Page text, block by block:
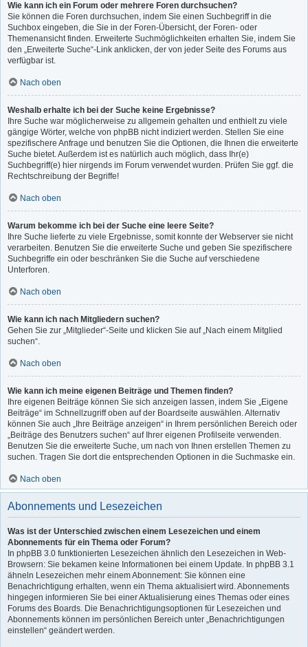
Wie kann ich ein Forum oder mehrere Foren durchsuchen?
Sie können die Foren durchsuchen, indem Sie einen Suchbegriff in die
Suchbox eingeben, die Sie in der Foren-Übersicht, der Foren- oder
Themenansicht finden. Erweiterte Suchmöglichkeiten erhalten Sie, indem Sie
den „Erweiterte Suche“-Link anklicken, der von jeder Seite des Forums aus
verfügbar ist.
Nach oben
Weshalb erhalte ich bei der Suche keine Ergebnisse?
Ihre Suche war möglicherweise zu allgemein gehalten und enthielt zu viele
gängige Wörter, welche von phpBB nicht indiziert werden. Stellen Sie eine
spezifischere Anfrage und benutzen Sie die Optionen, die Ihnen die erweiterte
Suche bietet. Außerdem ist es natürlich auch möglich, dass Ihr(e)
Suchbegriff(e) hier nirgends im Forum verwendet wurden. Prüfen Sie ggf. die
Rechtschreibung der Begriffe!
Nach oben
Warum bekomme ich bei der Suche eine leere Seite?
Ihre Suche lieferte zu viele Ergebnisse, somit konnte der Webserver sie nicht
verarbeiten. Benutzen Sie die erweiterte Suche und geben Sie spezifischere
Suchbegriffe ein oder beschränken Sie die Suche auf verschiedene
Unterforen.
Nach oben
Wie kann ich nach Mitgliedern suchen?
Gehen Sie zur „Mitglieder“-Seite und klicken Sie auf „Nach einem Mitglied
suchen“.
Nach oben
Wie kann ich meine eigenen Beiträge und Themen finden?
Ihre eigenen Beiträge können Sie sich anzeigen lassen, indem Sie „Eigene
Beiträge“ im Schnellzugriff oben auf der Boardseite auswählen. Alternativ
können Sie auch „Ihre Beiträge anzeigen“ in Ihrem persönlichen Bereich oder
„Beiträge des Benutzers suchen“ auf Ihrer eigenen Profilseite verwenden.
Benutzen Sie die erweiterte Suche, um nach von Ihnen erstellen Themen zu
suchen. Tragen Sie dort die entsprechenden Optionen in die Suchmaske ein.
Nach oben
Abonnements und Lesezeichen
Was ist der Unterschied zwischen einem Lesezeichen und einem
Abonnements für ein Thema oder Forum?
In phpBB 3.0 funktionierten Lesezeichen ähnlich den Lesezeichen in Web-
Browsern: Sie bekamen keine Informationen bei einem Update. In phpBB 3.1
ähneln Lesezeichen mehr einem Abonnement: Sie können eine
Benachrichtigung erhalten, wenn ein Thema aktualisiert wird. Abonnements
hingegen informieren Sie bei einer Aktualisierung eines Themas oder eines
Forums des Boards. Die Benachrichtigungsoptionen für Lesezeichen und
Abonnements können im persönlichen Bereich unter „Benachrichtigungen
einstellen“ geändert werden.